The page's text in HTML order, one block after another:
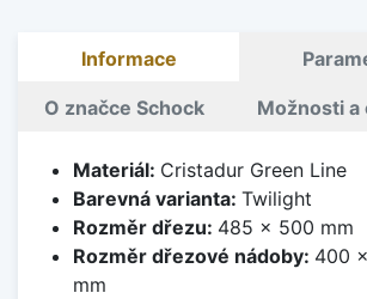
Informace
O značce Schock Možnosti a
Materiál: Cristadur Green Line
Barevná varianta: Twilight
Rozměr dřezu: 485 x 500 mm
Rozměr dřezové nádoby: 400
mm